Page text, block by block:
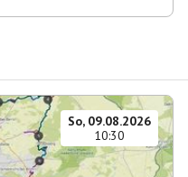
So, 09.08.2026
10:30